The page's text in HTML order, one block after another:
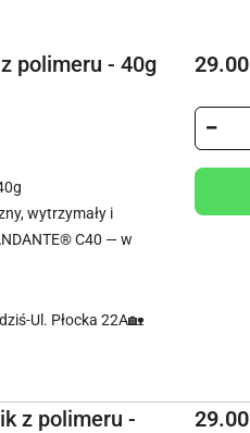
polimeru - 40g
wytrzymały i
C40 — w
Ul. Płocka 22A🏡
Cena:
29.00
z polimeru -
Cena:
29.00